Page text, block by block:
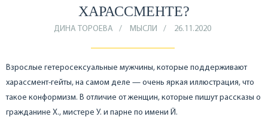
ХАРАССМЕНТЕ?
ДИНА ТОРОЕВА МЫСЛИ 26.11.2020
Взрослые гетеросексуальные мужчины, которые поддерживают
харассмент-гейты, на самом деле — очень яркая иллюстрация, что
такое конформизм. В отличие от женщин, которые пишут рассказы о
гражданине Х., мистере У. и парне по имени Й.